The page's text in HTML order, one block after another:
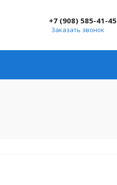
+7 (908) 585-41-45
Заказать звонок